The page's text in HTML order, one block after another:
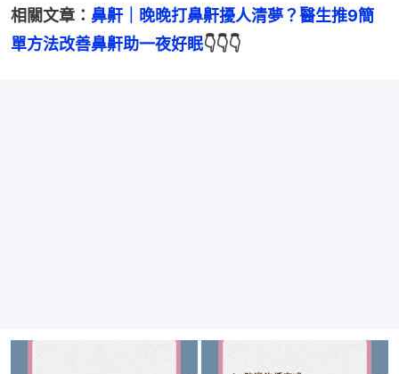
相關文章： 鼻鼾｜晚晚打鼻鼾擾人清夢？醫生推9簡
單方法改善鼻鼾助一夜好眠👇👇👇